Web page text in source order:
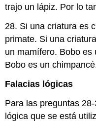
trajo un lápiz. Por lo
28. Si una criatura es
primate. Si una
un mamífero. Bobo es
Bobo es un
Falacias lógicas
Para las preguntas
lógica que se está